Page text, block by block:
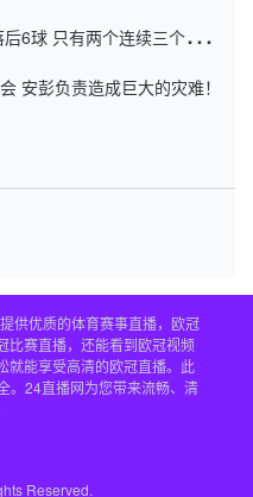
6球 只有两个连续三个连续
安彭负责造成巨大的灾难！
供优质的体育赛事直播，欧冠
比赛直播，还能看到欧冠视频
就能享受高清的欧冠直播。此
。24直播网为您带来流畅、清
Reserved.